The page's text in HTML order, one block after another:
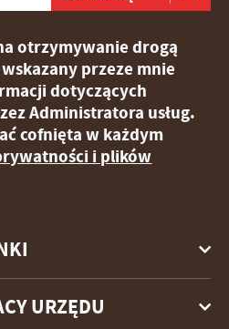
otrzymywanie drogą
przeze mnie
dotyczących
Administratora usług.
cofnięta w każdym
i plików
URZĘDU